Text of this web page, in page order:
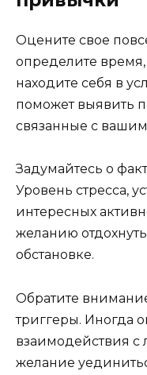
Оцените свое
определите
находите себя в
поможет выявить
связанные с
Задумайтесь о
Уровень стресса,
интересных
желанию
обстановке.
Обратите
триггеры. Иногда
взаимодействия
желание